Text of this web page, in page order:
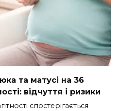
та матусі на 36
відчуття і ризики
спостерігається